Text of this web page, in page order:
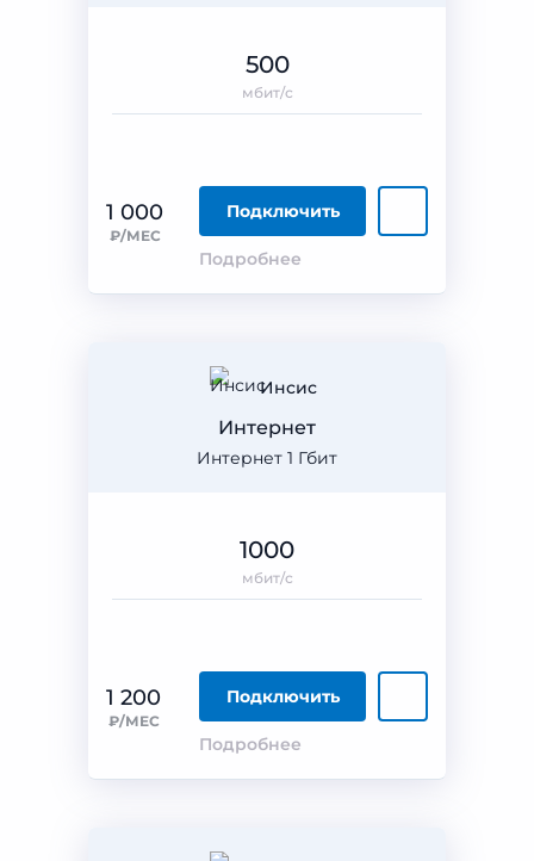
1 000
₽/МЕС
Подключить
Подробнее
500
мбит/с
Инсис
Интернет 1 Гбит
Интернет
1 200
₽/МЕС
Подключить
Подробнее
1000
мбит/с